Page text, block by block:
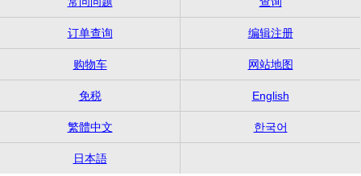
订单查询 编辑注册
购物车 网站地图
免税 English
繁體中文 한국어
日本語